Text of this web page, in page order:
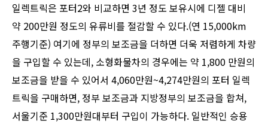
일렉트릭은 포터2와 비교하면 3년 정도 보유시에 디젤 대비
약 200만원 정도의 유류비를 절감할 수 있다.(연 15,000km
주행기준) 여기에 정부의 보조금을 더하면 더욱 저렴하게 차량
을 구입할 수 있는데, 소형화물차의 경우에는 약 1,800 만원의
보조금을 받을 수 있어서 4,060만원~4,274만원의 포터 일렉
트릭을 구매하면, 정부 보조금과 지방정부의 보조금을 합쳐,
서울기준 1,300만원대부터 구입이 가능하다. 일반적인 승용